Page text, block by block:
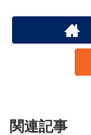
関連記事